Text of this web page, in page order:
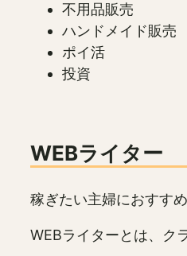
不用品販売
ハンドメイド販売
ポイ活
投資
WEBライター
稼ぎたい主婦におすす
WEBライターとは、ク